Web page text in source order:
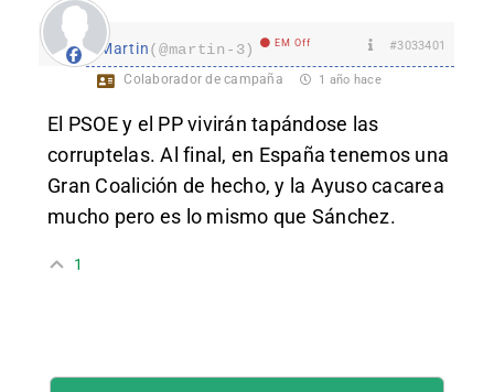
Martin(@martin-3) EM Off #3033401
Colaborador de campaña 1 año hace
El PSOE y el PP vivirán tapándose las
corruptelas. Al final, en España tenemos una
Gran Coalición de hecho, y la Ayuso cacarea
mucho pero es lo mismo que Sánchez.
1